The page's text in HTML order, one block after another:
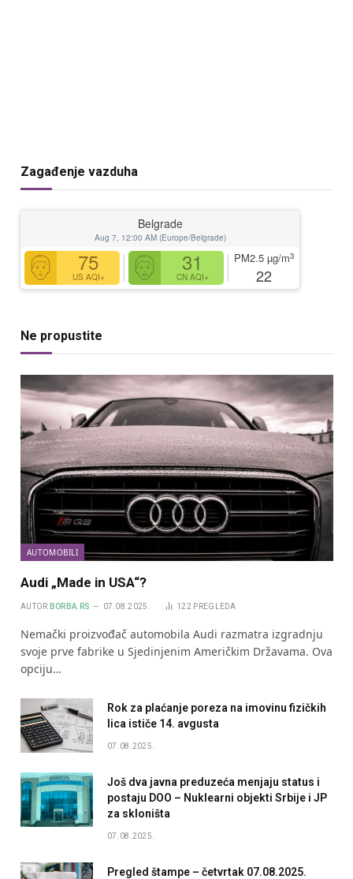
Zagađenje vazduha
Belgrade
Aug 7, 12:00 AM (Europe/Belgrade)
75
US AQI+
31
CN AQI+
PM2.5 µg/m3
22
Ne propustite
AUTOMOBILI
Audi „Made in USA“?
AUTOR BORBA.RS 07.08.2025. 122 PREGLEDA
Nemački proizvođač automobila Audi razmatra izgradnju
svoje prve fabrike u Sjedinjenim Američkim Državama. Ova
opciju…
Rok za plaćanje poreza na imovinu fizičkih
lica ističe 14. avgusta
07.08.2025.
Još dva javna preduzeća menjaju status i
postaju DOO – Nuklearni objekti Srbije i JP
za skloništa
07.08.2025.
Pregled štampe – četvrtak 07.08.2025.